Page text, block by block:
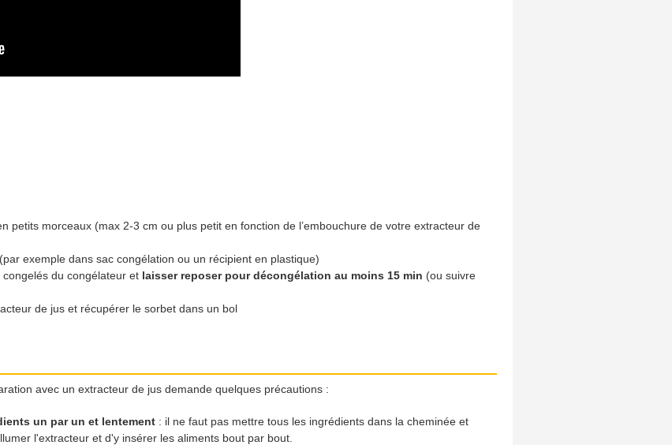
petits morceaux (max 2-3 cm ou plus petit en fonction de l’embouchure de votre extracteur de
exemple dans sac congélation ou un récipient en plastique)
du congélateur et laisser reposer pour décongélation au moins 15 min (ou suivre
de jus et récupérer le sorbet dans un bol
avec un extracteur de jus demande quelques précautions :
un par un et lentement : il ne faut pas mettre tous les ingrédients dans la cheminée et
l'extracteur et d'y insérer les aliments bout par bout.